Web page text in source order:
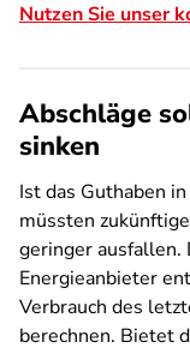
Nutzen Sie unser
Abschläge
sinken
Ist das Guthaben
müssten
geringer ausfallen.
Energieanbieter
Verbrauch des
berechnen. Bietet